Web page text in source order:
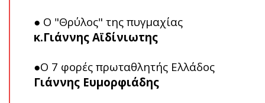
● Ο "Θρύλος" της πυγμαχίας
κ.Γιάννης Αϊδίνιωτης
●Ο 7 φορές πρωταθλητής Ελλάδος
Γιάννης Ευμορφιάδης